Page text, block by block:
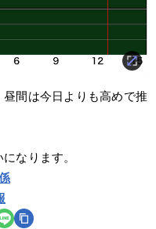
間は今日よりも高めで推
なります。